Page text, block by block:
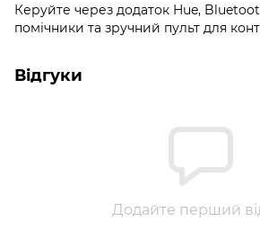
Керуйте через додаток Hue,
помічники та зручний пульт для
Відгуки
Додайте перший